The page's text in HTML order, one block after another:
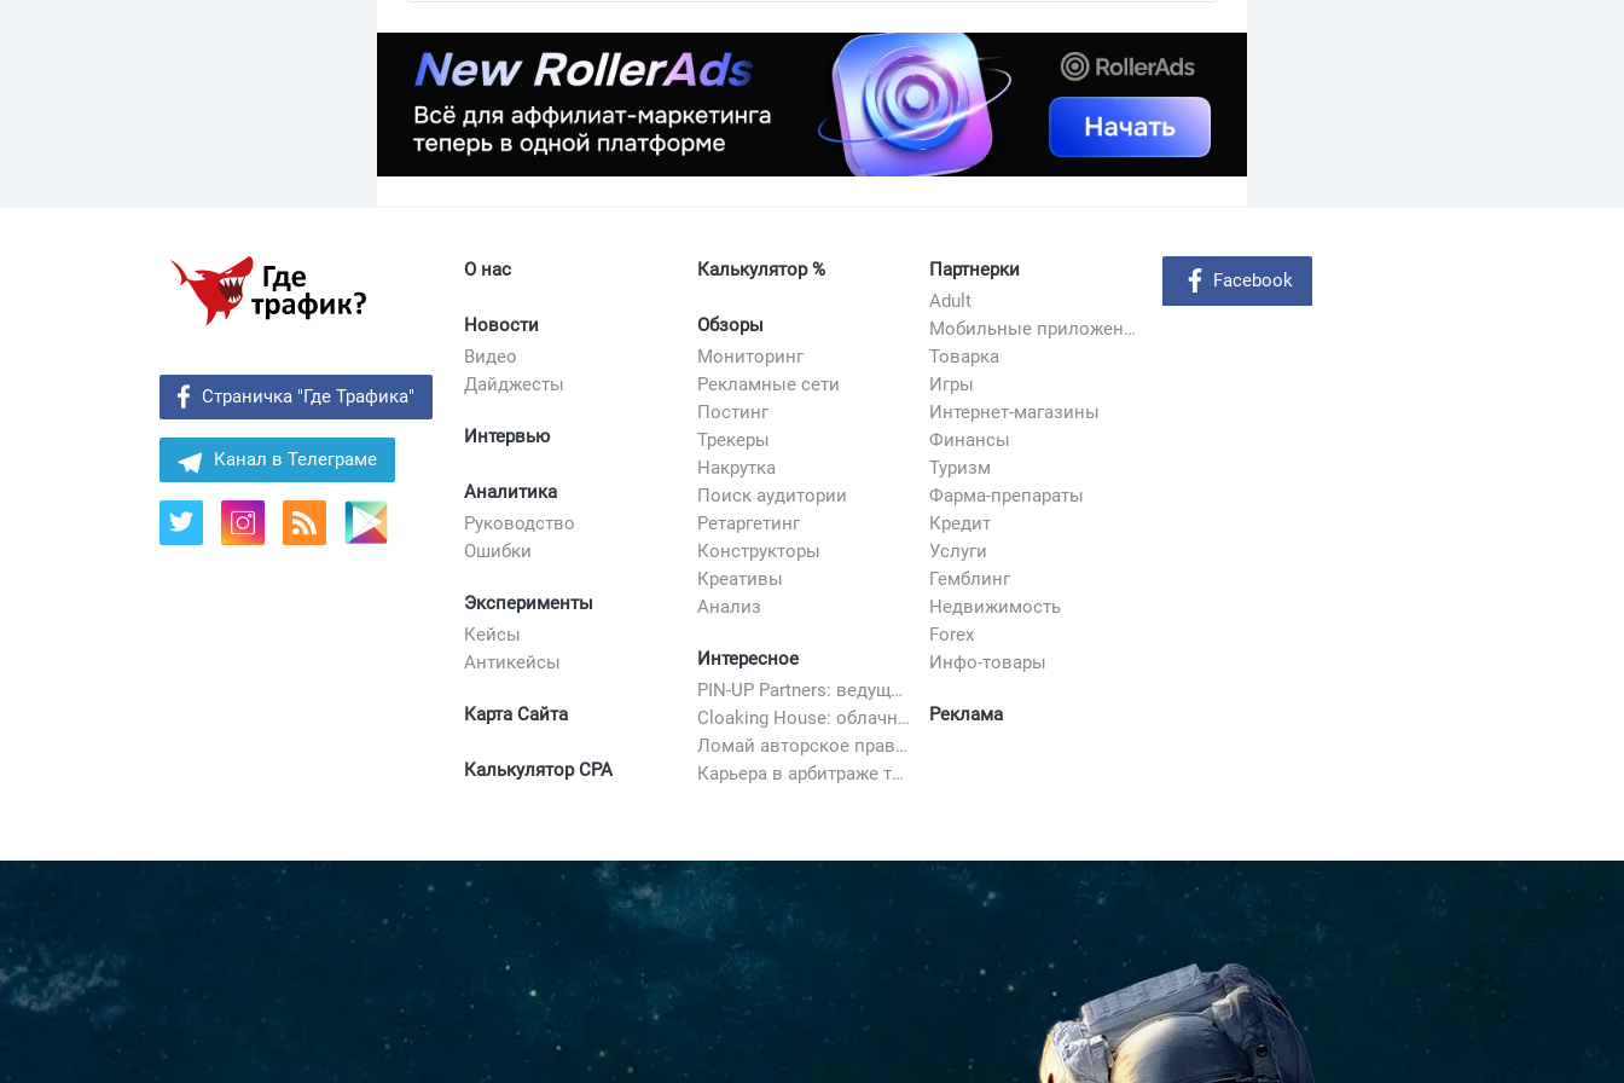
Страничка "Где Трафика"
Канал в Телеграме
О нас
Новости
Видео
Дайджесты
Интервью
Аналитика
Руководство
Ошибки
Эксперименты
Кейсы
Антикейсы
Карта Сайта
Калькулятор CPA
Калькулятор %
Обзоры
Мониторинг
Рекламные сети
Постинг
Трекеры
Накрутка
Поиск аудитории
Ретаргетинг
Конструкторы
Креативы
Анализ
Интересное
PIN-UP Partners: ведущая партнерская программа в iGaming
Cloaking House: облачный клоакинг для фильтрации ботов FB и Google Ads — гайд PHP-интеграции 2026
Ломай авторское право полностью. 10 способов легально добавить любимый трек в свой креатив
Карьера в арбитраже трафика в 2026: вакансии, зарплаты и как начать
Партнерки
Adult
Мобильные приложения
Товарка
Игры
Интернет-магазины
Финансы
Туризм
Фарма-препараты
Кредит
Услуги
Гемблинг
Недвижимость
Forex
Инфо-товары
Реклама
Facebook